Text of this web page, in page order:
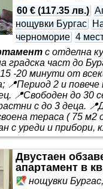
60 € (117.35 лв.)
нощувки Бургас
черноморие 4
с отделна
градска част до
-20 минути от
📍Период 2 и повече
📍Свободен до 30
с до 3 деца.
тераса ( 75
с уреди и прибори,
Двустаен
апартамент в
нощувки